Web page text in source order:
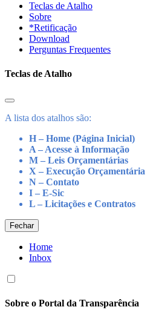
Teclas de Atalho
Sobre
*Retificação
Download
Perguntas Frequentes
Teclas de Atalho
A lista dos atalhos são:
H – Home (Página Inicial)
A – Acesse à Informação
M – Leis Orçamentárias
X – Execução Orçamentária
N – Contato
I – E-Sic
L – Licitações e Contratos
Fechar
Home
Inbox
Sobre o Portal da Transparência